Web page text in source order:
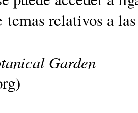
temas relativos a
Garden